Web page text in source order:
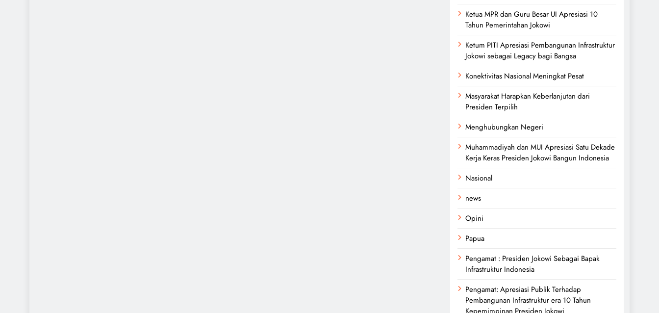
Ketua MPR dan Guru Besar UI Apresiasi 10
Tahun Pemerintahan Jokowi
Ketum PITI Apresiasi Pembangunan Infrastruktur
Jokowi sebagai Legacy bagi Bangsa
Konektivitas Nasional Meningkat Pesat
Masyarakat Harapkan Keberlanjutan dari
Presiden Terpilih
Menghubungkan Negeri
Muhammadiyah dan MUI Apresiasi Satu Dekade
Kerja Keras Presiden Jokowi Bangun Indonesia
Nasional
news
Opini
Papua
Pengamat : Presiden Jokowi Sebagai Bapak
Infrastruktur Indonesia
Pengamat: Apresiasi Publik Terhadap
Pembangunan Infrastruktur era 10 Tahun